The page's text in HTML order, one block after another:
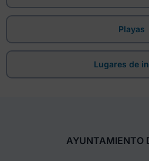
Playas
Lugares de
AYUNTAMIENTO